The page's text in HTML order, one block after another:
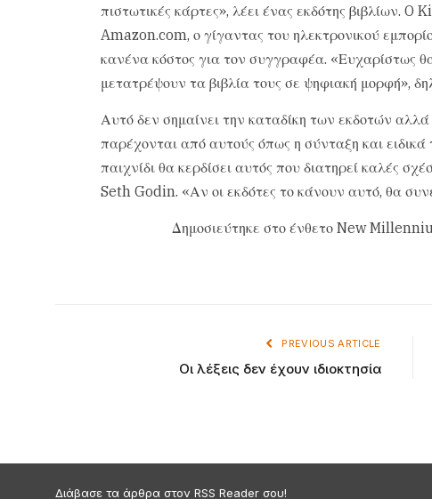
πιστωτικές κάρτες», λέει ένας εκδότης βιβλίων.
Amazon.com, ο γίγαντας του ηλεκτρονικού
κανένα κόστος για τον συγγραφέα. «Ευχαρίστως
μετατρέψουν τα βιβλία τους σε ψηφιακή μορφή»,
Αυτό δεν σημαίνει την καταδίκη των εκδοτών
παρέχονται από αυτούς όπως η σύνταξη και
παιχνίδι θα κερδίσει αυτός που διατηρεί καλές
Seth Godin. «Αν οι εκδότες το κάνουν αυτό, θα
Δημοσιεύτηκε στο ένθετο New
PREVIOUS ARTICLE
Oι λέξεις δεν έχουν ιδιοκτησία
Διάβασε τα άρθρα στον RSS Reader σου!